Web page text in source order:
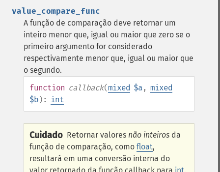
value_compare_func
A função de comparação deve retornar um
inteiro menor que, igual ou maior que zero se o
primeiro argumento for considerado
respectivamente menor que, igual ou maior que
o segundo.
function callback(mixed $a, mixed
$b): int
Cuidado Retornar valores não inteiros da
função de comparação, como float,
resultará em uma conversão interna do